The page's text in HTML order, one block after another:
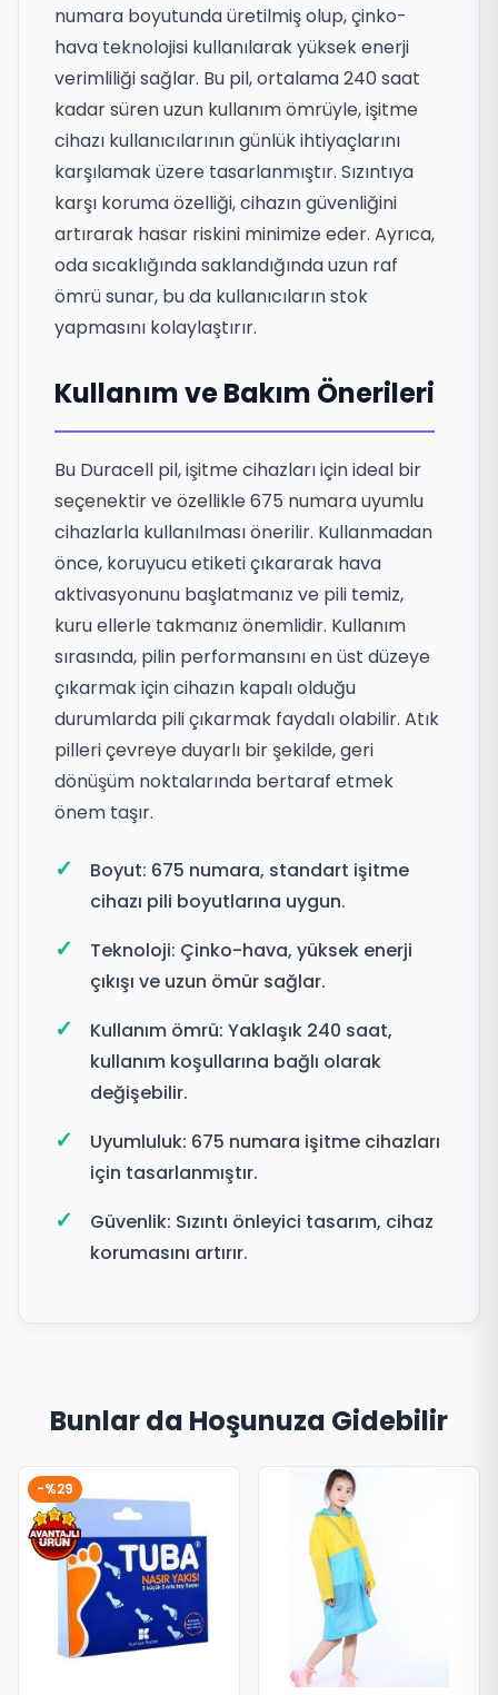
numara boyutunda üretilmiş olup, çinko-
hava teknolojisi kullanılarak yüksek enerji
verimliliği sağlar. Bu pil, ortalama 240 saat
kadar süren uzun kullanım ömrüyle, işitme
cihazı kullanıcılarının günlük ihtiyaçlarını
karşılamak üzere tasarlanmıştır. Sızıntıya
karşı koruma özelliği, cihazın güvenliğini
artırarak hasar riskini minimize eder. Ayrıca,
oda sıcaklığında saklandığında uzun raf
ömrü sunar, bu da kullanıcıların stok
yapmasını kolaylaştırır.
Kullanım ve Bakım Önerileri
Bu Duracell pil, işitme cihazları için ideal bir
seçenektir ve özellikle 675 numara uyumlu
cihazlarla kullanılması önerilir. Kullanmadan
önce, koruyucu etiketi çıkararak hava
aktivasyonunu başlatmanız ve pili temiz,
kuru ellerle takmanız önemlidir. Kullanım
sırasında, pilin performansını en üst düzeye
çıkarmak için cihazın kapalı olduğu
durumlarda pili çıkarmak faydalı olabilir. Atık
pilleri çevreye duyarlı bir şekilde, geri
dönüşüm noktalarında bertaraf etmek
önem taşır.
Boyut: 675 numara, standart işitme
cihazı pili boyutlarına uygun.
Teknoloji: Çinko-hava, yüksek enerji
çıkışı ve uzun ömür sağlar.
Kullanım ömrü: Yaklaşık 240 saat,
kullanım koşullarına bağlı olarak
değişebilir.
Uyumluluk: 675 numara işitme cihazları
için tasarlanmıştır.
Güvenlik: Sızıntı önleyici tasarım, cihaz
korumasını artırır.
Bunlar da Hoşunuza Gidebilir
-%29